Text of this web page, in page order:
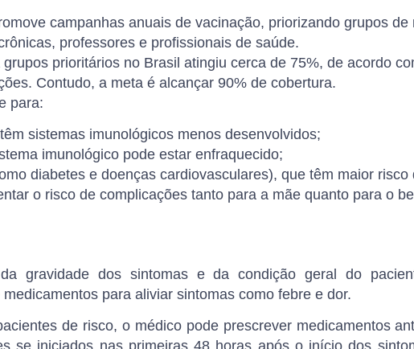
campanhas anuais de vacinação, priorizando grupos
professores e profissionais de saúde.
prioritários no Brasil atingiu cerca de 75%, de acordo
. Contudo, a meta é alcançar 90% de cobertura.
para:
sistemas imunológicos menos desenvolvidos;
imunológico pode estar enfraquecido;
diabetes e doenças cardiovasculares), que têm maior
o risco de complicações tanto para a mãe quanto para o
gravidade dos sintomas e da condição geral do
para aliviar sintomas como febre e dor.
de risco, o médico pode prescrever medicamentos